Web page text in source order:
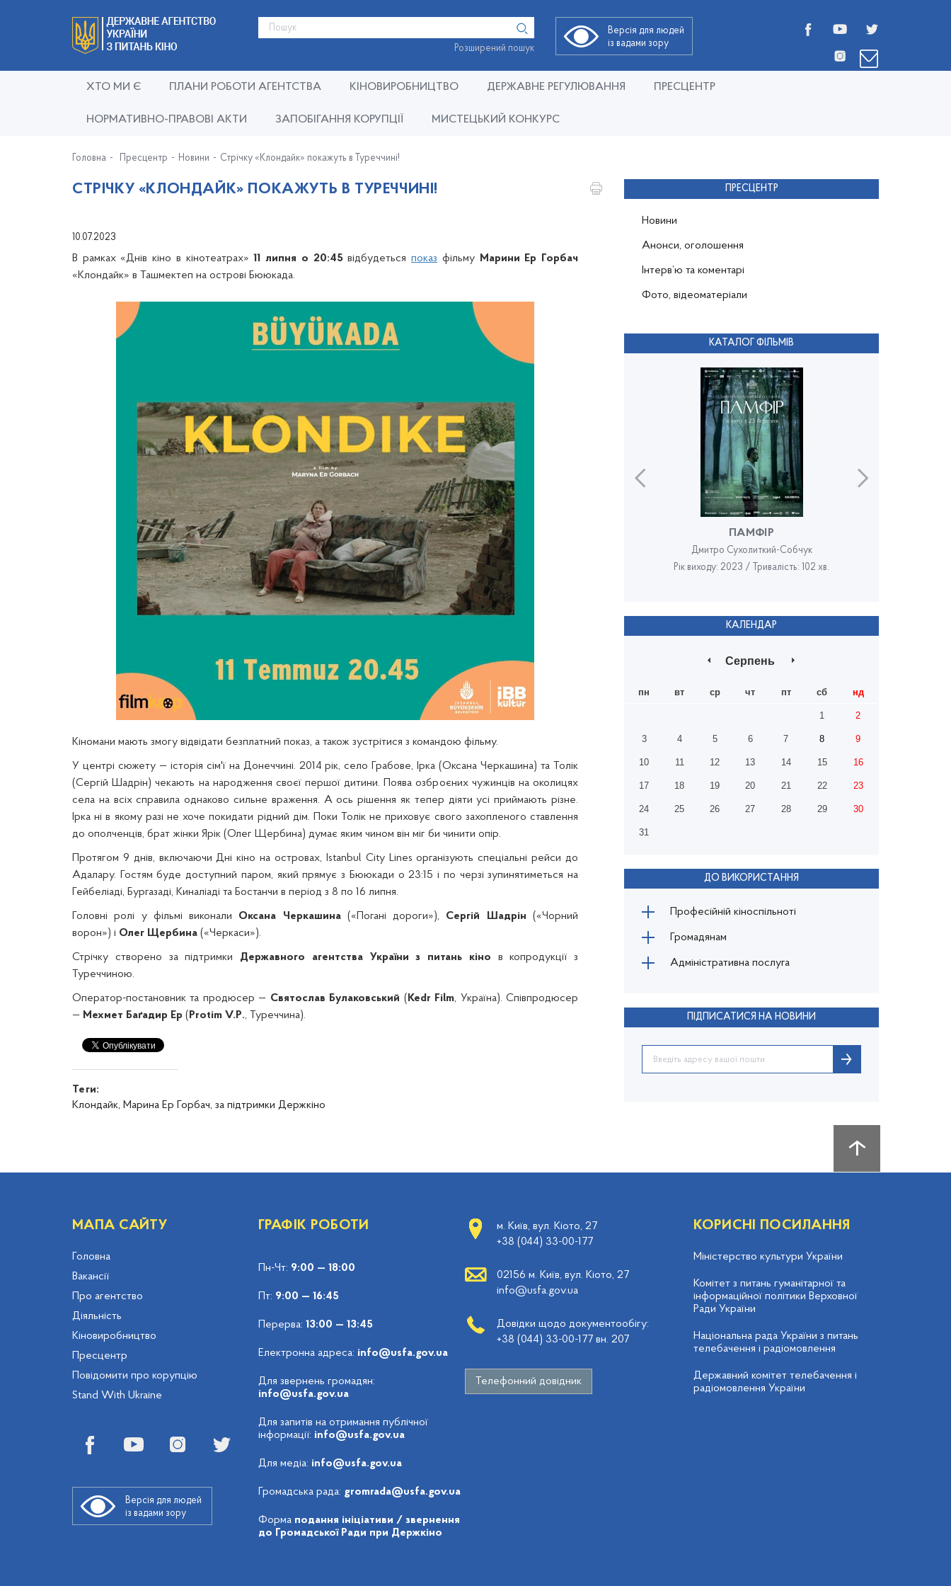
Розширений пошук
Версія для людей
із вадами зору
ХТО МИ Є ПЛАНИ РОБОТИ АГЕНТСТВА КІНОВИРОБНИЦТВО ДЕРЖАВНЕ РЕГУЛЮВАННЯ ПРЕСЦЕНТР
НОРМАТИВНО-ПРАВОВІ АКТИ ЗАПОБІГАННЯ КОРУПЦІЇ МИСТЕЦЬКИЙ КОНКУРС
Головна Пресцентр Новини Стрічку «Клондайк» покажуть в Туреччині!
СТРІЧКУ «КЛОНДАЙК» ПОКАЖУТЬ В ТУРЕЧЧИНІ!
10.07.2023
В рамках «Днів кіно в кінотеатрах»11 липня о 20:45відбудетьсяпоказ фільму
Марини Ер Горбач
«Клондайк» в Ташмектеп на острові Бююкада.
Кіномани мають змогу відвідати безплатний показ, а також зустрітися з командою фільму.
У центрі сюжету — історія сім'ї на Донеччині. 2014 рік, село Грабове, Ірка (Оксана Черкашина) та Толік
(Сергій Шадрін) чекають на народження своєї першої дитини. Поява озброєних чужинців на околицях
села на всіх справила однаково сильне враження. А ось рішення як тепер діяти усі приймають різне.
Ірка ні в якому разі не хоче покидати рідний дім. Поки Толік не приховує свого захопленого ставлення
до ополченців, брат жінки Ярік (Олег Щербина) думає яким чином він міг би чинити опір.
Протягом 9 днів, включаючи Дні кіно на островах, Istanbul City Lines організують спеціальні рейси до
Адалару. Гостям буде доступний паром, який прямує з Бююкади о 23:15 і по черзі зупинятиметься на
Гейбеліаді, Бургазаді, Киналіаді та Бостанчи в період з 8 по 16 липня.
Головні ролі у фільмі виконали Оксана Черкашина(«Погані дороги»), Сергій Шадрін («Чорний
ворон») і Олег Щербина («Черкаси»).
Стрічку створено за підтримки Державного агентства України з питань кіно в копродукції з
Туреччиною.
Оператор-постановник та продюсер — Святослав Булаковський ( Kedr Film, Україна). Співпродюсер
— Мехмет Баґадир Ер ( Protim V.P., Туреччина).
Теги:
Клондайк, Марина Ер Горбач, за підтримки Держкіно
ПРЕСЦЕНТР
Новини
Анонси, оголошення
Інтерв’ю та коментарі
Фото, відеоматеріали
КАТАЛОГ ФІЛЬМІВ
ПОВОДИР
Олесь Санін
Рік виходу: 2013 / Тривалість: 122 хв.
ПАМФІР
Дмитро Сухолиткий-Собчук
Рік виходу: 2023 / Тривалість: 102 хв.
КАЛЕНДАР
Серпень
пн вт ср чт пт сб нд
1 2
3 4 5 6 7 8 9
10 11 12 13 14 15 16
17 18 19 20 21 22 23
24 25 26 27 28 29 30
31
ДО ВИКОРИСТАННЯ
Професійній кіноспільноті
Громадянам
Адміністративна послуга
ПІДПИСАТИСЯ НА НОВИНИ
МАПА САЙТУ
Головна
Вакансії
Про агентство
Діяльність
Кіновиробництво
Пресцентр
Повідомити про корупцію
Stand With Ukraine
Версія для людей
із вадами зору
ГРАФІК РОБОТИ
Пн-Чт: 9:00 — 18:00
Пт: 9:00 — 16:45
Перерва: 13:00 — 13:45
Електронна адреса: info@usfa.gov.ua
Для звернень громадян:
info@usfa.gov.ua
Для запитів на отримання публічної
інформації: info@usfa.gov.ua
Для медіа: info@usfa.gov.ua
Громадська рада: gromrada@usfa.gov.ua
Форма подання ініціативи / звернення
до Громадської Ради при Держкіно
м. Київ, вул. Кіото, 27
+38 (044) 33-00-177
02156 м. Київ, вул. Кіото, 27
info@usfa.gov.ua
Довідки щодо документообігу:
+38 (044) 33-00-177 вн. 207
Телефонний довідник
КОРИСНІ ПОСИЛАННЯ
Міністерство культури України
Комітет з питань гуманітарної та
інформаційної політики Верховної
Ради України
Національна рада України з питань
телебачення і радіомовлення
Державний комітет телебачення і
радіомовлення України